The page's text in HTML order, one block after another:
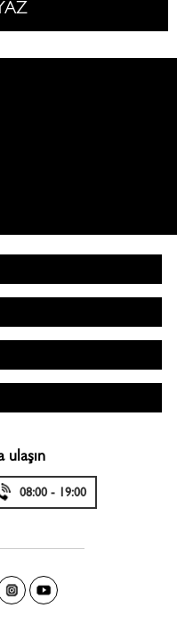
08:00 - 19:00